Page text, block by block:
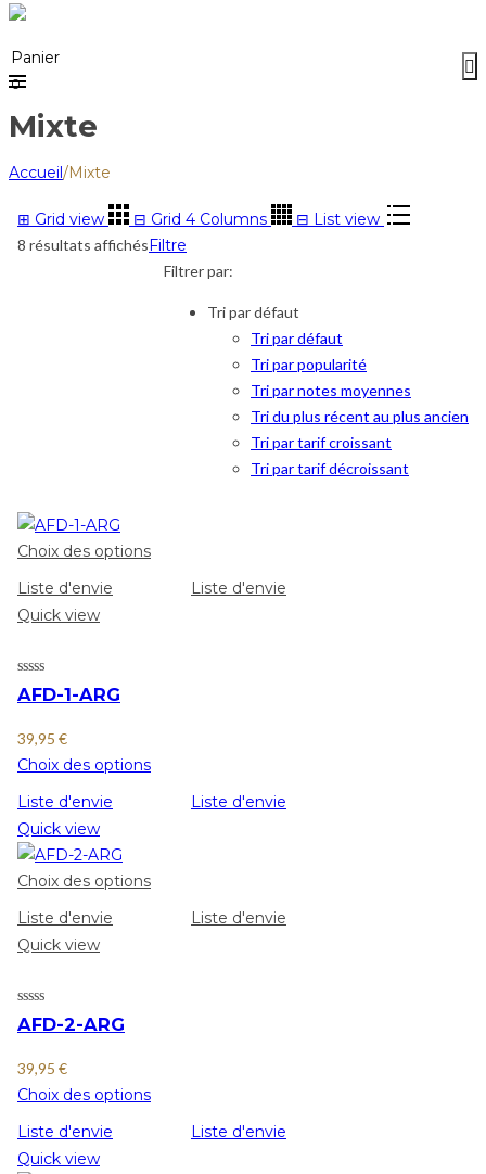
Panier
0
Mixte
Accueil/Mixte
⊞ Grid view ⊟ Grid 4 Columns ⊟ List view
8 résultats affichésFiltre
Filtrer par:
Tri par défaut
Tri par défaut
Tri par popularité
Tri par notes moyennes
Tri du plus récent au plus ancien
Tri par tarif croissant
Tri par tarif décroissant
Choix des options
Liste d'envie
Liste d'envie
Quick view
AFD-1-ARG
39,95 €
Choix des options
Liste d'envie
Liste d'envie
Quick view
Choix des options
Liste d'envie
Liste d'envie
Quick view
AFD-2-ARG
39,95 €
Choix des options
Liste d'envie
Liste d'envie
Quick view